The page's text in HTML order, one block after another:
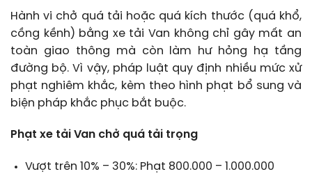
Hành vi chở quá tải hoặc quá kích thước (quá khổ,
cồng kềnh) bằng xe tải Van không chỉ gây mất an
toàn giao thông mà còn làm hư hỏng hạ tầng
đường bộ. Vì vậy, pháp luật quy định nhiều mức xử
phạt nghiêm khắc, kèm theo hình phạt bổ sung và
biện pháp khắc phục bắt buộc.
Phạt xe tải Van chở quá tải trọng
Vượt trên 10% – 30%: Phạt 800.000 – 1.000.000